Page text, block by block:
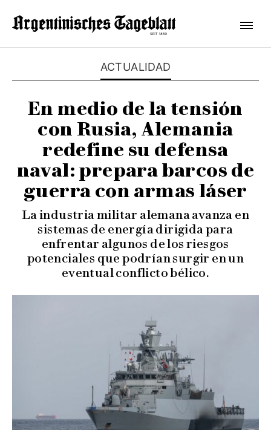
ACTUALIDAD
En medio de la tensión
con Rusia, Alemania
redefine su defensa
naval: prepara barcos de
guerra con armas láser
La industria militar alemana avanza en
sistemas de energía dirigida para
enfrentar algunos de los riesgos
potenciales que podrían surgir en un
eventual conflicto bélico.